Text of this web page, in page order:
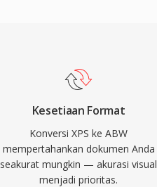
Kesetiaan Format
Konversi XPS ke ABW
mempertahankan dokumen Anda
seakurat mungkin — akurasi visual
menjadi prioritas.